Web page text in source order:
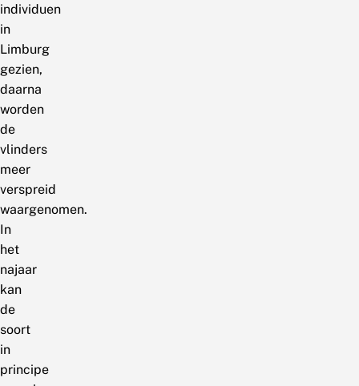
individuen
in
Limburg
gezien,
daarna
worden
de
vlinders
meer
verspreid
waargenomen.
In
het
najaar
kan
de
soort
in
principe